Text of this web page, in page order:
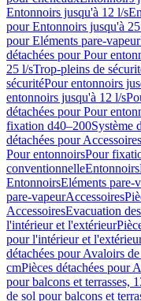
Entonnoirs jusqu'à 12 l/s
pour Entonnoirs jusqu'à
pour Eléments pare-vapeur
détachées pour Pour
25 l/sTrop-pleins de
sécuritéPour entonnoirs
entonnoirs jusqu'à 12 l/s
détachées pour Pour
fixation d40–200Système
détachées pour Accessoires
Pour entonnoirsPour
conventionnelleEntonnoirs
EntonnoirsEléments pare-
pare-vapeurAccessoires
AccessoiresEvacuation
l'intérieur et l'extérieur
pour l'intérieur et
détachées pour Avaloirs
cmPièces détachées pour
pour balcons et terrasses,
de sol pour balcons et